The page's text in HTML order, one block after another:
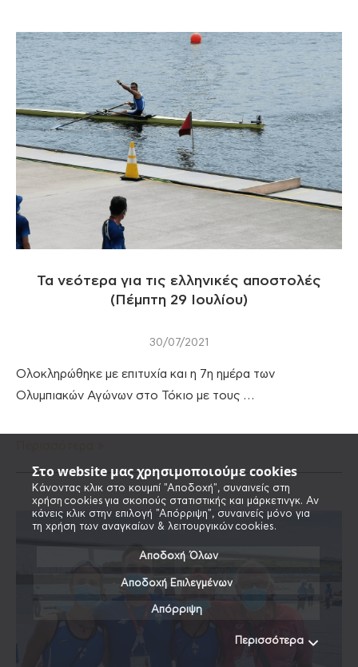
Στο website μας χρησιμοποιούμε cookies
Κάνοντας κλικ στο κουμπί "Αποδοχή", συναινείς στη
χρήση cookies για σκοπούς στατιστικής και μάρκετινγκ. Αν
κάνεις κλικ στην επιλογή "Απόρριψη", συναινείς μόνο για
τη χρήση των αναγκαίων & λειτουργικών cookies.
Αποδοχή Όλων
Αποδοχή Επιλεγμένων
Απόρριψη
Περισσότερα
Τα νεότερα για τις ελληνικές αποστολές
(Πέμπτη 29 Ιουλίου)
30/07/2021
Ολοκληρώθηκε με επιτυχία και η 7η ημέρα των
Ολυμπιακών Αγώνων στο Τόκιο με τους …